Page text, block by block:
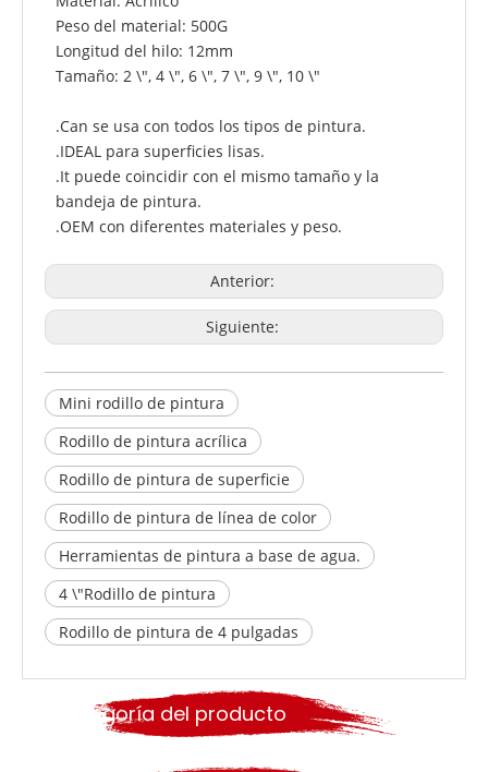
Peso del material: 500G
Longitud del hilo: 12mm
Tamaño: 2 \", 4 \", 6 \", 7 \", 9 \", 10 \"
.Can se usa con todos los tipos de pintura.
.IDEAL para superficies lisas.
.It puede coincidir con el mismo tamaño y la
bandeja de pintura.
.OEM con diferentes materiales y peso.
Anterior:
Siguiente:
Mini rodillo de pintura
Rodillo de pintura acrílica
Rodillo de pintura de superficie
Rodillo de pintura de línea de color
Herramientas de pintura a base de agua.
4 \"Rodillo de pintura
Rodillo de pintura de 4 pulgadas
Categoría del producto